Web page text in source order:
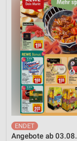
Angebote ab 03.08.
Entwicklung und
Verwendung
Inhalten
IAB-Besonderheiten:
Verwendung
Geräte anhand
Informationen
Notwendig